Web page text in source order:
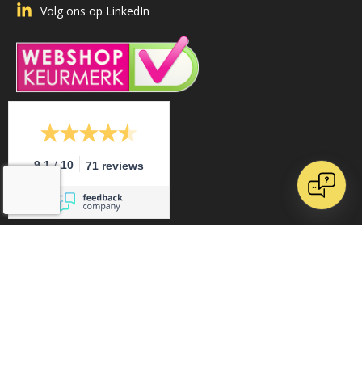
Volg ons op LinkedIn
9.1 / 10 71 reviews